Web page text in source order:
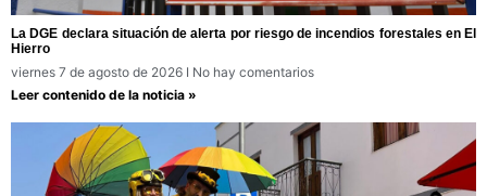
La DGE declara situación de alerta por riesgo de incendios forestales en El
Hierro
viernes 7 de agosto de 2026
No hay comentarios
Leer contenido de la noticia »